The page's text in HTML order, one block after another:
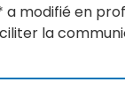
a modifié en
la